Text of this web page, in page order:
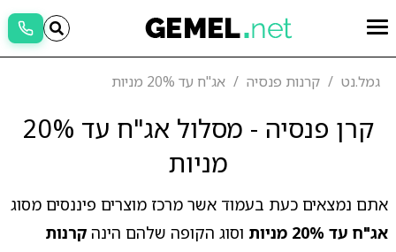
גמל.נט קרנות פנסיה אג"ח עד 20% מניות
קרן פנסיה - מסלול אג"ח עד 20%
מניות
אתם נמצאים כעת בעמוד אשר מרכז מוצרים פיננסים מסוג
אג"ח עד 20% מניות
וסוג הקופה שלהם הינה קרנות